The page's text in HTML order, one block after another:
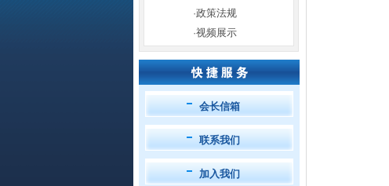
·政策法规
·视频展示
会长信箱
联系我们
加入我们